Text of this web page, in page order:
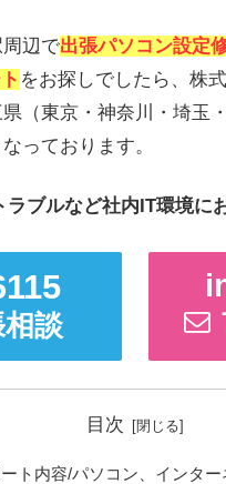
辺で出張パソコン設定
をお探しでしたら、株
（東京・神奈川・埼玉
っております。
ラブルなど社内IT環境に
談
目次
ト内容/パソコン、インタ